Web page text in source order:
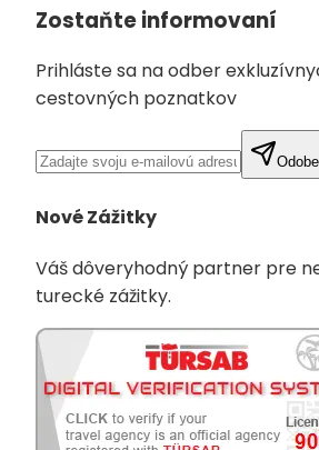
Zostaňte informovaní
Prihláste sa na odber
cestovných poznatkov
Nové Zážitky
Váš dôveryhodný partner pre
turecké zážitky.